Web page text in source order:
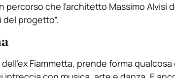
percorso che l’architetto Massimo Alvisi
progetto”.
Fiammetta, prende forma